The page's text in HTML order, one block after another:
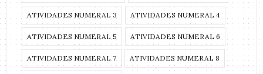
ATIVIDADES NUMERAL 3 ATIVIDADES NUMERAL 4
ATIVIDADES NUMERAL 5 ATIVIDADES NUMERAL 6
ATIVIDADES NUMERAL 7 ATIVIDADES NUMERAL 8